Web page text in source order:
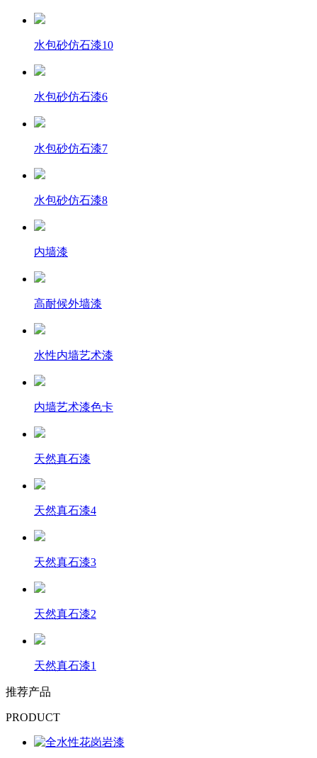
水包砂仿石漆10
水包砂仿石漆6
水包砂仿石漆7
水包砂仿石漆8
内墙漆
高耐候外墙漆
水性内墙艺术漆
内墙艺术漆色卡
天然真石漆
天然真石漆4
天然真石漆3
天然真石漆2
天然真石漆1
推荐产品
PRODUCT